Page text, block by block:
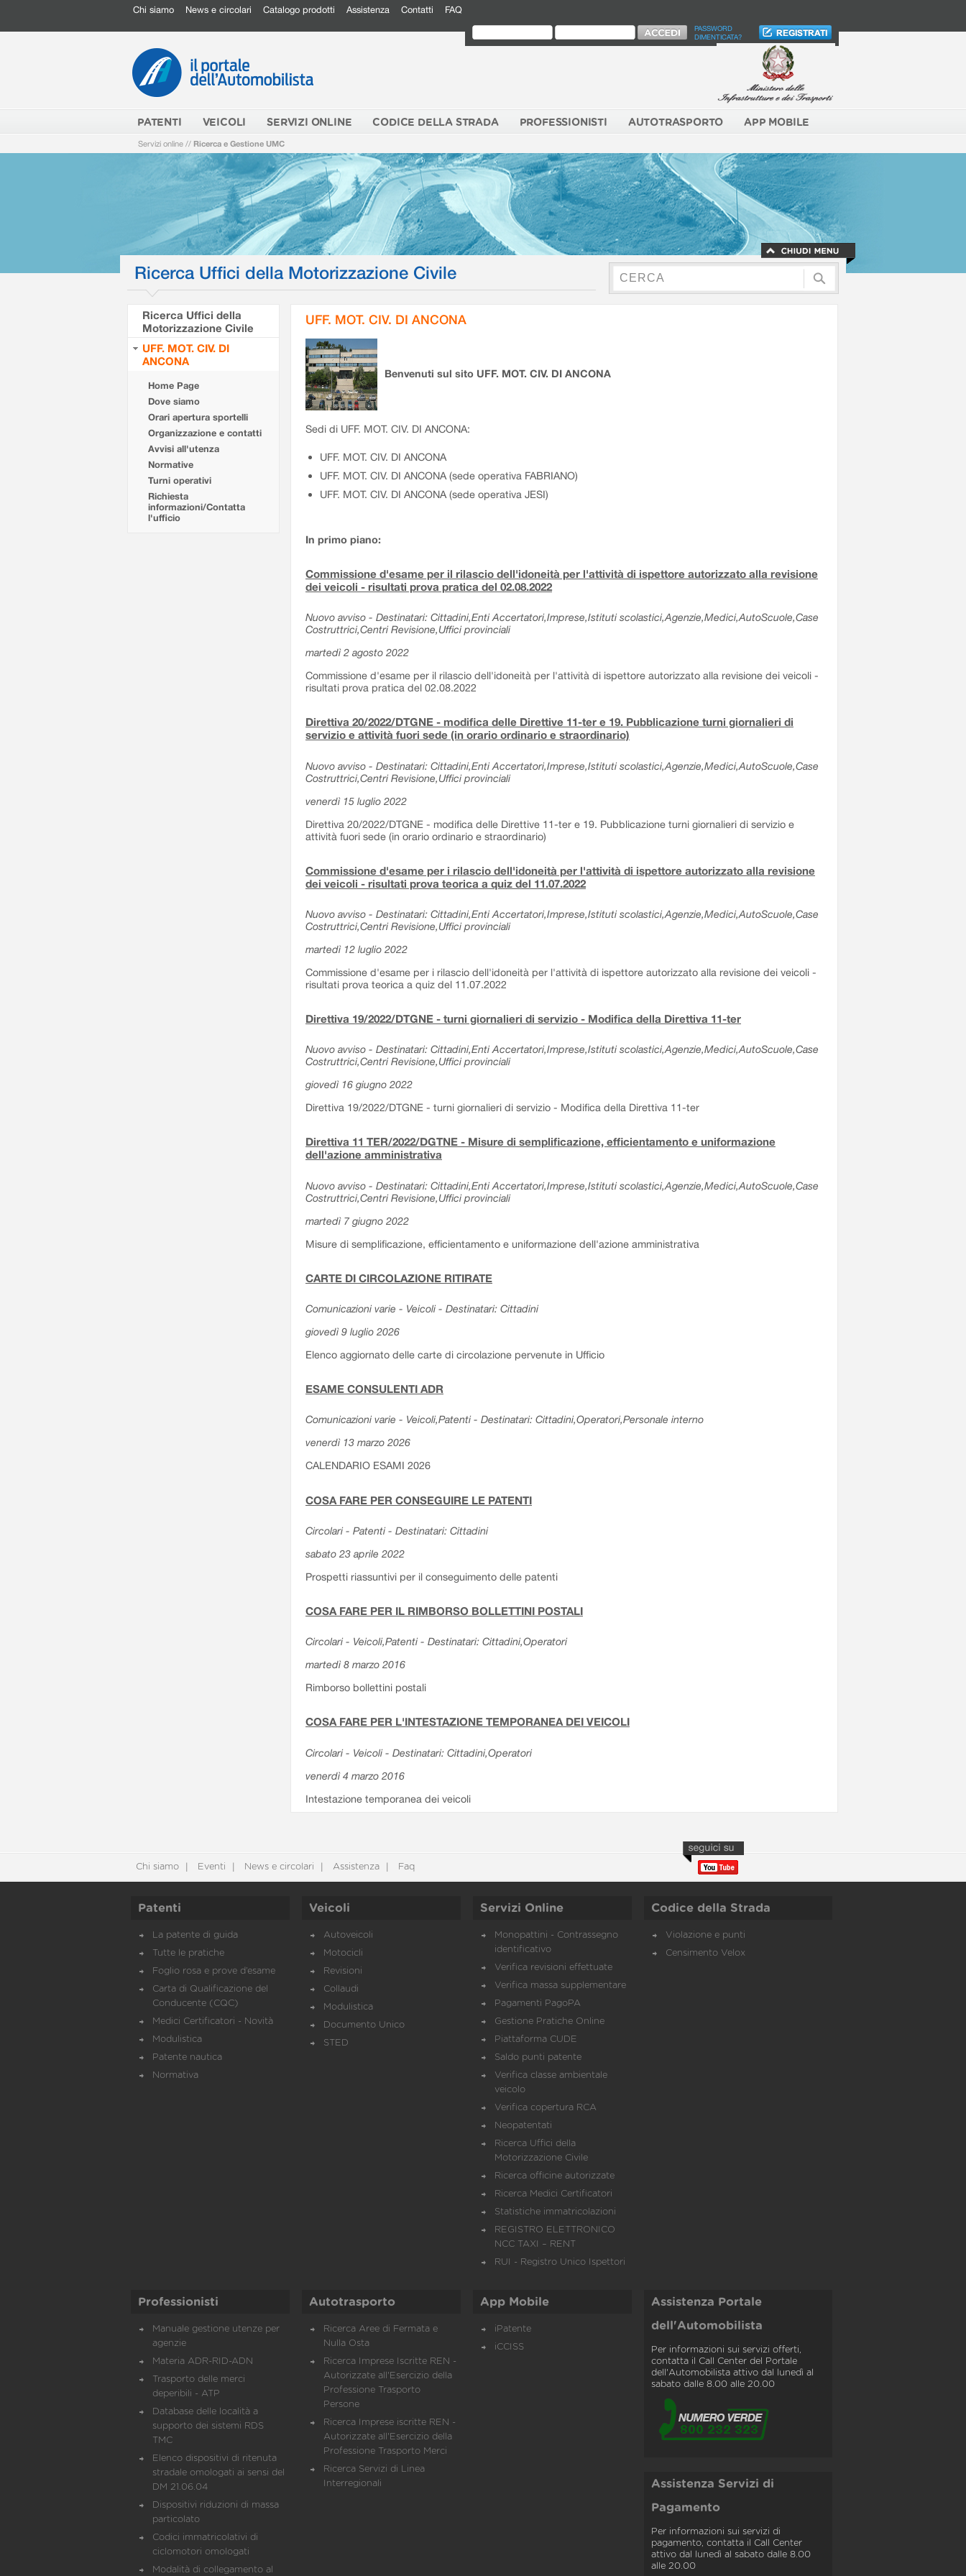
Chi siamo News e circolari Catalogo prodotti Assistenza Contatti FAQ
PASSWORD
DIMENTICATA?
PATENTI VEICOLI SERVIZI ONLINE CODICE DELLA STRADA PROFESSIONISTI AUTOTRASPORTO APP MOBILE
Servizi online // Ricerca e Gestione UMC
Ricerca Uffici della Motorizzazione Civile
Ricerca Uffici della
Motorizzazione Civile
UFF. MOT. CIV. DI
ANCONA
Home Page
Dove siamo
Orari apertura sportelli
Organizzazione e contatti
Avvisi all'utenza
Normative
Turni operativi
Richiesta
informazioni/Contatta
l'ufficio
UFF. MOT. CIV. DI ANCONA
Benvenuti sul sito UFF. MOT. CIV. DI ANCONA
Sedi di UFF. MOT. CIV. DI ANCONA:
UFF. MOT. CIV. DI ANCONA
UFF. MOT. CIV. DI ANCONA (sede operativa FABRIANO)
UFF. MOT. CIV. DI ANCONA (sede operativa JESI)
In primo piano:
Commissione d'esame per il rilascio dell'idoneità per l'attività di ispettore autorizzato alla revisione
dei veicoli - risultati prova pratica del 02.08.2022
Nuovo avviso - Destinatari: Cittadini,Enti Accertatori,Imprese,Istituti scolastici,Agenzie,Medici,AutoScuole,Case
Costruttrici,Centri Revisione,Uffici provinciali
martedì 2 agosto 2022
Commissione d'esame per il rilascio dell'idoneità per l'attività di ispettore autorizzato alla revisione dei veicoli -
risultati prova pratica del 02.08.2022
Direttiva 20/2022/DTGNE - modifica delle Direttive 11-ter e 19. Pubblicazione turni giornalieri di
servizio e attività fuori sede (in orario ordinario e straordinario)
Nuovo avviso - Destinatari: Cittadini,Enti Accertatori,Imprese,Istituti scolastici,Agenzie,Medici,AutoScuole,Case
Costruttrici,Centri Revisione,Uffici provinciali
venerdì 15 luglio 2022
Direttiva 20/2022/DTGNE - modifica delle Direttive 11-ter e 19. Pubblicazione turni giornalieri di servizio e
attività fuori sede (in orario ordinario e straordinario)
Commissione d'esame per i rilascio dell'idoneità per l'attività di ispettore autorizzato alla revisione
dei veicoli - risultati prova teorica a quiz del 11.07.2022
Nuovo avviso - Destinatari: Cittadini,Enti Accertatori,Imprese,Istituti scolastici,Agenzie,Medici,AutoScuole,Case
Costruttrici,Centri Revisione,Uffici provinciali
martedì 12 luglio 2022
Commissione d'esame per i rilascio dell'idoneità per l'attività di ispettore autorizzato alla revisione dei veicoli -
risultati prova teorica a quiz del 11.07.2022
Direttiva 19/2022/DTGNE - turni giornalieri di servizio - Modifica della Direttiva 11-ter
Nuovo avviso - Destinatari: Cittadini,Enti Accertatori,Imprese,Istituti scolastici,Agenzie,Medici,AutoScuole,Case
Costruttrici,Centri Revisione,Uffici provinciali
giovedì 16 giugno 2022
Direttiva 19/2022/DTGNE - turni giornalieri di servizio - Modifica della Direttiva 11-ter
Direttiva 11 TER/2022/DGTNE - Misure di semplificazione, efficientamento e uniformazione
dell'azione amministrativa
Nuovo avviso - Destinatari: Cittadini,Enti Accertatori,Imprese,Istituti scolastici,Agenzie,Medici,AutoScuole,Case
Costruttrici,Centri Revisione,Uffici provinciali
martedì 7 giugno 2022
Misure di semplificazione, efficientamento e uniformazione dell'azione amministrativa
CARTE DI CIRCOLAZIONE RITIRATE
Comunicazioni varie - Veicoli - Destinatari: Cittadini
giovedì 9 luglio 2026
Elenco aggiornato delle carte di circolazione pervenute in Ufficio
ESAME CONSULENTI ADR
Comunicazioni varie - Veicoli,Patenti - Destinatari: Cittadini,Operatori,Personale interno
venerdì 13 marzo 2026
CALENDARIO ESAMI 2026
COSA FARE PER CONSEGUIRE LE PATENTI
Circolari - Patenti - Destinatari: Cittadini
sabato 23 aprile 2022
Prospetti riassuntivi per il conseguimento delle patenti
COSA FARE PER IL RIMBORSO BOLLETTINI POSTALI
Circolari - Veicoli,Patenti - Destinatari: Cittadini,Operatori
martedì 8 marzo 2016
Rimborso bollettini postali
COSA FARE PER L'INTESTAZIONE TEMPORANEA DEI VEICOLI
Circolari - Veicoli - Destinatari: Cittadini,Operatori
venerdì 4 marzo 2016
Intestazione temporanea dei veicoli
Chi siamo Eventi News e circolari Assistenza Faq
Patenti
La patente di guida
Tutte le pratiche
Foglio rosa e prove d’esame
Carta di Qualificazione del
Conducente (CQC)
Medici Certificatori - Novità
Modulistica
Patente nautica
Normativa
Veicoli
Autoveicoli
Motocicli
Revisioni
Collaudi
Modulistica
Documento Unico
STED
Servizi Online
Monopattini - Contrassegno
identificativo
Verifica revisioni effettuate
Verifica massa supplementare
Pagamenti PagoPA
Gestione Pratiche Online
Piattaforma CUDE
Saldo punti patente
Verifica classe ambientale
veicolo
Verifica copertura RCA
Neopatentati
Ricerca Uffici della
Motorizzazione Civile
Ricerca officine autorizzate
Ricerca Medici Certificatori
Statistiche immatricolazioni
REGISTRO ELETTRONICO
NCC TAXI – RENT
RUI - Registro Unico Ispettori
Codice della Strada
Violazione e punti
Censimento Velox
Professionisti
Manuale gestione utenze per
agenzie
Materia ADR-RID-ADN
Trasporto delle merci
deperibili - ATP
Database delle località a
supporto dei sistemi RDS
TMC
Elenco dispositivi di ritenuta
stradale omologati ai sensi del
DM 21.06.04
Dispositivi riduzioni di massa
particolato
Codici immatricolativi di
ciclomotori omologati
Modalità di collegamento al
Autotrasporto
Ricerca Aree di Fermata e
Nulla Osta
Ricerca Imprese Iscritte REN -
Autorizzate all'Esercizio della
Professione Trasporto
Persone
Ricerca Imprese iscritte REN -
Autorizzate all'Esercizio della
Professione Trasporto Merci
Ricerca Servizi di Linea
Interregionali
App Mobile
iPatente
iCCISS
Assistenza Portale
dell'Automobilista
Per informazioni sui servizi offerti,
contatta il Call Center del Portale
dell'Automobilista attivo dal lunedì al
sabato dalle 8.00 alle 20.00
Assistenza Servizi di
Pagamento
Per informazioni sui servizi di
pagamento, contatta il Call Center
attivo dal lunedì al sabato dalle 8.00
alle 20.00